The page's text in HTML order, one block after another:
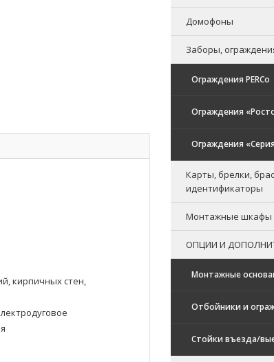
кирпичных стен,
Домофоны
Заборы,
Ограждения PERCo
Ограждения
Ограждения
Карты, брелки,
идентификаторы
Монтажные шкафы
ОПЦИИ И
Монтажные
Отбойники и
Стойки въезда/